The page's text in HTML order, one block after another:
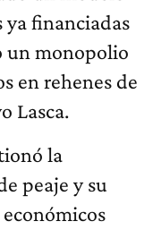
financiadas
un monopolio
en rehenes de
Lasca.
la
peaje y su